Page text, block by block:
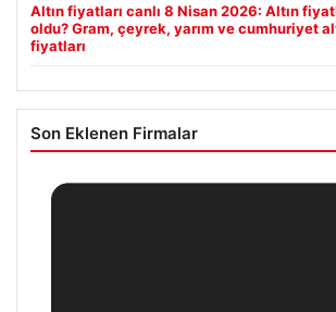
Altın fiyatları canlı 8 Nisan 2026: Altın
oldu? Gram, çeyrek, yarım ve cumhuriyet
fiyatları
Son Eklenen Firmalar